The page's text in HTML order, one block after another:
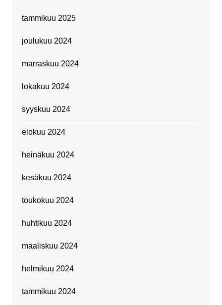
tammikuu 2025
joulukuu 2024
marraskuu 2024
lokakuu 2024
syyskuu 2024
elokuu 2024
heinäkuu 2024
kesäkuu 2024
toukokuu 2024
huhtikuu 2024
maaliskuu 2024
helmikuu 2024
tammikuu 2024